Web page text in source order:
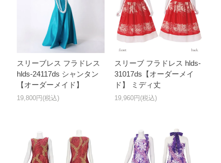
スリーブレス フラドレス
hlds-24117ds シャンタン
【オーダーメイド】
19,800円(税込)
スリーブ フラドレス hlds-
31017ds【オーダーメイ
ド】 ミディ丈
19,960円(税込)